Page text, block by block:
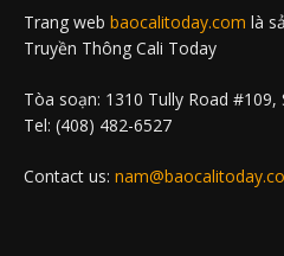
Trang web baocalitoday.com là
Truyền Thông Cali Today
Tòa soạn: 1310 Tully Road #109,
Tel: (408) 482-6527
Contact us: